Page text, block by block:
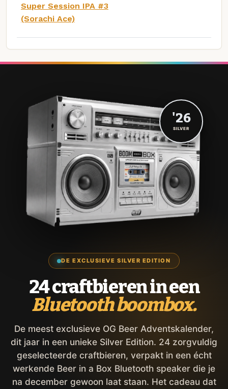
Super Session IPA #3
(Sorachi Ace)
DE EXCLUSIEVE SILVER EDITION
24 craftbieren in een
Bluetooth boombox.
De meest exclusieve OG Beer Adventskalender,
dit jaar in een unieke Silver Edition. 24 zorgvuldig
geselecteerde craftbieren, verpakt in een écht
werkende Beer in a Box Bluetooth speaker die je
na december gewoon laat staan. Het cadeau dat
'26
SILVER